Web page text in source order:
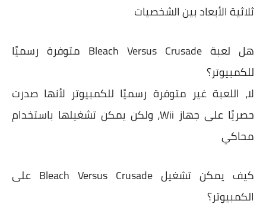
ثلاثية الأبعاد بين الشخصيات
هل لعبة Bleach Versus Crusade متوفرة رسميًا
للكمبيوتر؟
لا، اللعبة غير متوفرة رسميًا للكمبيوتر لأنها صدرت
حصريًا على جهاز Wii، ولكن يمكن تشغيلها باستخدام
محاكي
كيف يمكن تشغيل Bleach Versus Crusade على
الكمبيوتر؟